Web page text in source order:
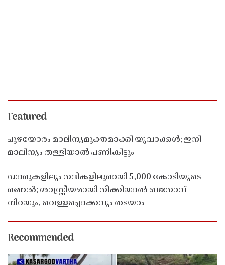
Featured
പുഴയോരം മാലിന്യമുക്തമാക്കി യുവാക്കൾ; ഇനി
മാലിന്യം തള്ളിയാൽ പണികിട്ടും
ഡാമുകളിലും നദികളിലുമായി 5,000 കോടിയുടെ
മണൽ; ശാസ്ത്രീയമായി നീക്കിയാൽ ഖജനാവ്
നിറയും, വെള്ളപ്പൊക്കവും തടയാം
Recommended